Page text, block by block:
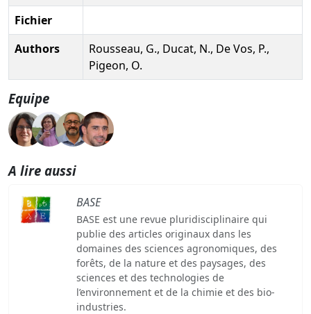
Fichier
Authors
Rousseau, G., Ducat, N., De Vos, P.,
Pigeon, O.
Equipe
A lire aussi
BASE
BASE est une revue pluridisciplinaire qui
publie des articles originaux dans les
domaines des sciences agronomiques, des
forêts, de la nature et des paysages, des
sciences et des technologies de
l’environnement et de la chimie et des bio-
industries.